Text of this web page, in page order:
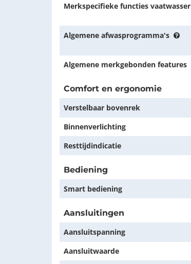
Merkspecifieke functies vaatwasser
Algemene afwasprogramma's
Algemene merkgebonden features
Comfort en ergonomie
Verstelbaar bovenrek
Binnenverlichting
Resttijdindicatie
Bediening
Smart bediening
Aansluitingen
Aansluitspanning
Aansluitwaarde